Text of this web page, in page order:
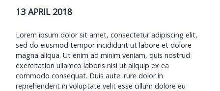
13 APRIL 2018
Lorem ipsum dolor sit amet, consectetur adipiscing elit,
sed do eiusmod tempor incididunt ut labore et dolore
magna aliqua. Ut enim ad minim veniam, quis nostrud
exercitation ullamco laboris nisi ut aliquip ex ea
commodo consequat. Duis aute irure dolor in
reprehenderit in voluptate velit esse cillum dolore eu